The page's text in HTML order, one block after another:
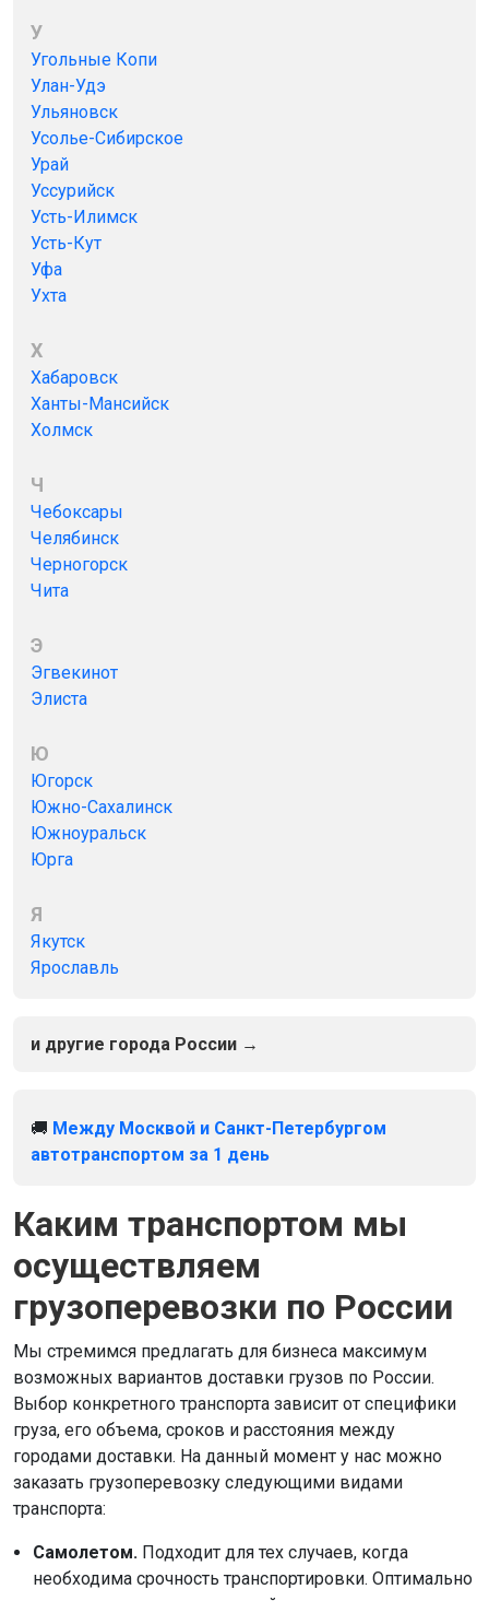
У
Угольные Копи
Улан-Удэ
Ульяновск
Усолье-Сибирское
Урай
Уссурийск
Усть-Илимск
Усть-Кут
Уфа
Ухта
Х
Хабаровск
Ханты-Мансийск
Холмск
Ч
Чебоксары
Челябинск
Черногорск
Чита
Э
Эгвекинот
Элиста
Ю
Югорск
Южно-Сахалинск
Южноуральск
Юрга
Я
Якутск
Ярославль
и другие города России →
🚚 Между Москвой и Санкт-Петербургом
автотранспортом за 1 день
Каким транспортом мы
осуществляем
грузоперевозки по России
Мы стремимся предлагать для бизнеса максимум
возможных вариантов доставки грузов по России.
Выбор конкретного транспорта зависит от специфики
груза, его объема, сроков и расстояния между
городами доставки. На данный момент у нас можно
заказать грузоперевозку следующими видами
транспорта:
Самолетом. Подходит для тех случаев, когда
необходима срочность транспортировки. Оптимально